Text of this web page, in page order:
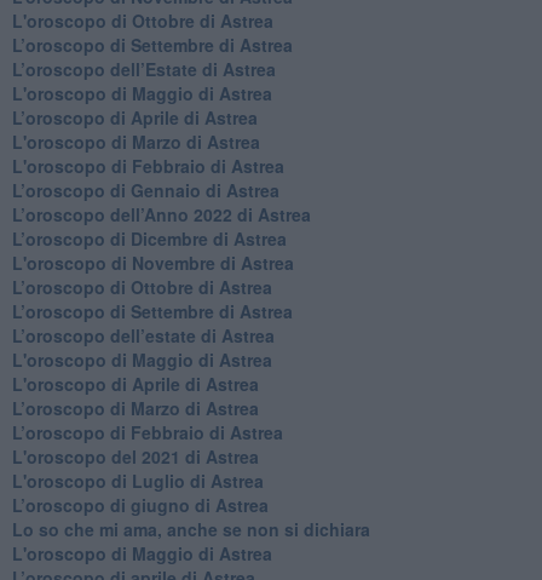
L'oroscopo di Ottobre di Astrea
​L’oroscopo di Settembre di Astrea
​L’oroscopo dell’Estate di Astrea
L'oroscopo di Maggio di Astrea
​L’oroscopo di Aprile di Astrea
L'oroscopo di Marzo di Astrea
L'oroscopo di Febbraio di Astrea
​L’oroscopo di Gennaio di Astrea
​L’oroscopo dell’Anno 2022 di Astrea
​L’oroscopo di Dicembre di Astrea
L'oroscopo di Novembre di Astrea
​L’oroscopo di Ottobre di Astrea
​L’oroscopo di Settembre di Astrea
L’oroscopo dell’estate di Astrea
L'oroscopo di Maggio di Astrea
L'oroscopo di Aprile di Astrea
​L’oroscopo di Marzo di Astrea
​L’oroscopo di Febbraio di Astrea
L'oroscopo del 2021 di Astrea
L'oroscopo di Luglio di Astrea
​L’oroscopo di giugno di Astrea
​Lo so che mi ama, anche se non si dichiara
L'oroscopo di Maggio di Astrea